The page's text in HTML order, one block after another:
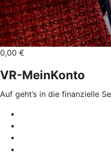
0,00 €
VR-MeinKonto
Auf geht’s in die finanzielle